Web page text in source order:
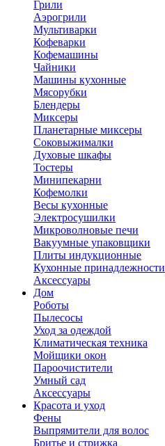
Грили
Аэрогрили
Мультиварки
Кофеварки
Кофемашины
Чайники
Машины кухонные
Мясорубки
Блендеры
Миксеры
Планетарные миксеры
Соковыжималки
Духовые шкафы
Тостеры
Минипекарни
Кофемолки
Весы кухонные
Электросушилки
Микроволновые печи
Вакуумные упаковщики
Плиты индукционные
Кухонные принадлежности
Аксессуары
Дом
Роботы
Пылесосы
Уход за одеждой
Климатическая техника
Мойщики окон
Пароочистители
Умный сад
Аксессуары
Красота и уход
Фены
Выпрямители для волос
Бритье и стрижка